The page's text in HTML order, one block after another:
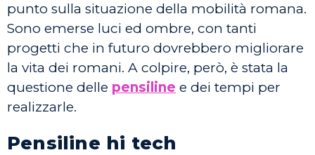
punto sulla situazione della mobilità romana.
Sono emerse luci ed ombre, con tanti
progetti che in futuro dovrebbero migliorare
la vita dei romani. A colpire, però, è stata la
questione delle pensiline e dei tempi per
realizzarle.
Pensiline hi tech